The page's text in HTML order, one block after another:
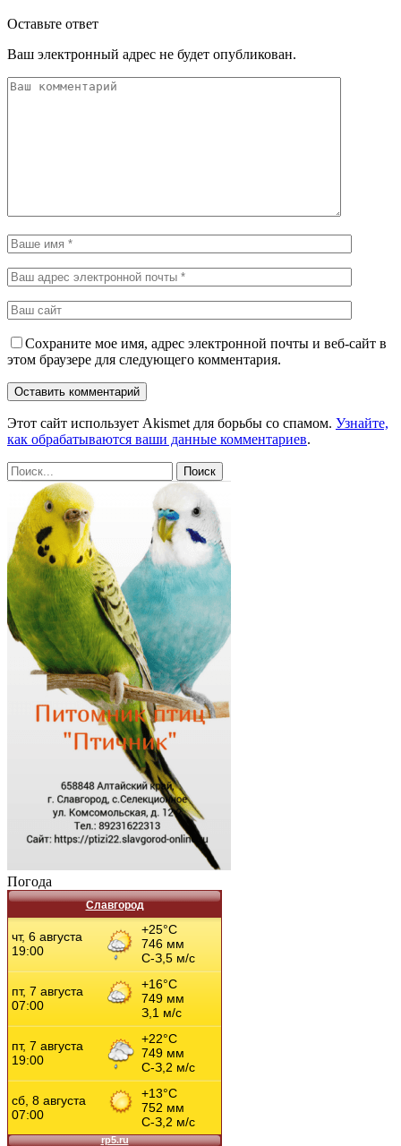
Оставьте ответ
Ваш электронный адрес не будет опубликован.
Сохраните мое имя, адрес электронной почты и веб-сайт в
этом браузере для следующего комментария.
Этот сайт использует Akismet для борьбы со спамом. Узнайте,
как обрабатываются ваши данные комментариев.
Погода
Славгород